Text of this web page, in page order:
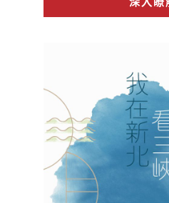
深入瞭